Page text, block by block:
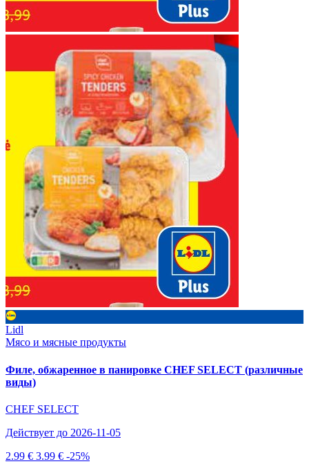
Lidl
Мясо и мясные продукты
Филе, обжаренное в панировке CHEF SELECT (различные
виды)
CHEF SELECT
Действует до 2026-11-05
2.99 € 3.99 € -25%